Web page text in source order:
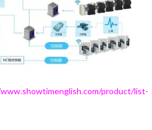
product/list-